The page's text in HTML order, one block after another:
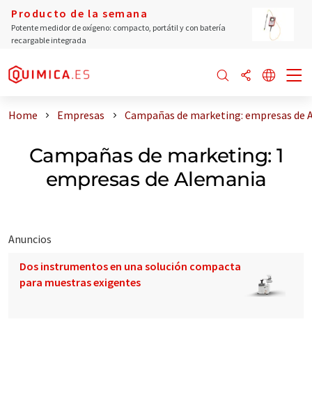
Producto de la semana
Potente medidor de oxígeno: compacto, portátil y con batería
recargable integrada
Home Empresas Campañas de marketing: empresas de
Campañas de marketing: 1
empresas de Alemania
Anuncios
Dos instrumentos en una solución compacta
para muestras exigentes